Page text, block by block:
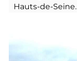
Hauts-de-Seine.